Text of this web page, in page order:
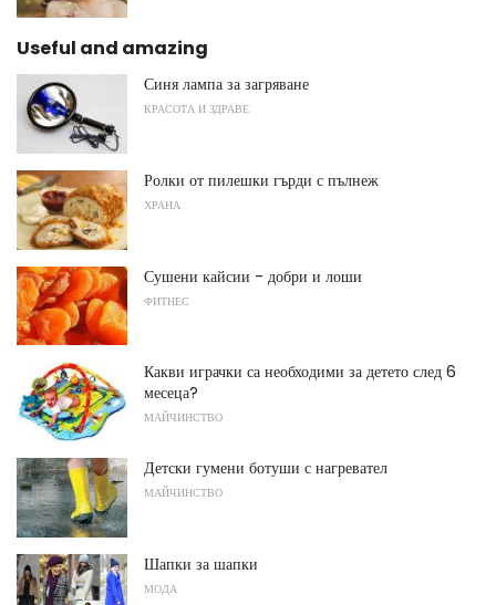
Useful and amazing
Синя лампа за загряване
КРАСОТА И ЗДРАВЕ
Ролки от пилешки гърди с пълнеж
ХРАНА
Сушени кайсии - добри и лоши
ФИТНЕС
Какви играчки са необходими за детето след 6
месеца?
МАЙЧИНСТВО
Детски гумени ботуши с нагревател
МАЙЧИНСТВО
Шапки за шапки
МОДА